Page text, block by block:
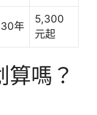
30年
5,300
元起
嗎？